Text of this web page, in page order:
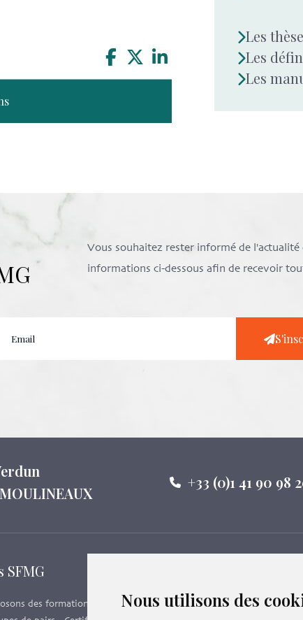
Nous utilisons des
Les
Les
Les
Vous souhaitez rester informé de
informations ci-dessous afin de recevoir
+33 (0)1 41 90 98
des formations e-learning,